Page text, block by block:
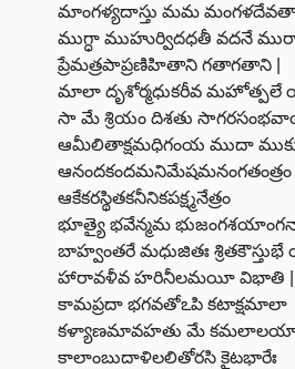
మాంగళ్యదాస్తు మమ
ముగ్ధా ముహుర్విదధతీ వదనే
ప్రేమత్రపాప్రణిహితాని గతాగతాని |
మాలా దృశోర్మధుకరీవ
సా మే శ్రియం దిశతు
ఆమీలితాక్షమధిగంయ ముదా
ఆనందకందమనిమేషమనంగతంత్రం |
ఆకేకరస్థితకనీనికపక్ష్మనేత్రం
భూత్యై భవేన్మమ
బాహ్వంతరే మధుజితః
హారావళీవ హరినీలమయీ విభాతి |
కామప్రదా భగవతోఽపి కటాక్షమాలా
కళ్యాణమావహతు మే
కాలాంబుదాళిలలితోరసి కైటభారేః